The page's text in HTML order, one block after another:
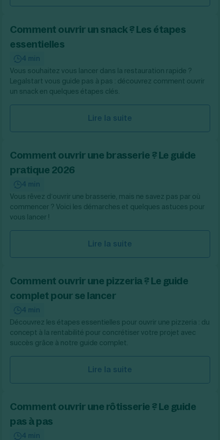
Comment ouvrir un snack ? Les étapes
essentielles
4 min
Vous souhaitez vous lancer dans la restauration rapide ?
Legalstart vous guide pas à pas : découvrez comment ouvrir
un snack en quelques étapes clés.
Lire la suite
Comment ouvrir une brasserie ? Le guide
pratique 2026
4 min
Vous rêvez d’ouvrir une brasserie, mais ne savez pas par où
commencer ? Voici les démarches et quelques astuces pour
vous lancer !
Lire la suite
Comment ouvrir une pizzeria ? Le guide
complet pour se lancer
4 min
Découvrez les étapes essentielles pour ouvrir une pizzeria : du
concept à la rentabilité pour concrétiser votre projet avec
succès grâce à notre guide complet.
Lire la suite
Comment ouvrir une rôtisserie ? Le guide
pas à pas
4 min